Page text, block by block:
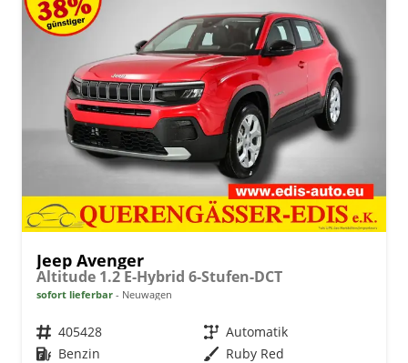
Jeep Avenger
Altitude 1.2 E-Hybrid 6-Stufen-DCT
sofort lieferbar Neuwagen
Fahrzeugnr. 405428 Getriebe Automatik
Kraftstoff Benzin Außenfarbe Ruby Red